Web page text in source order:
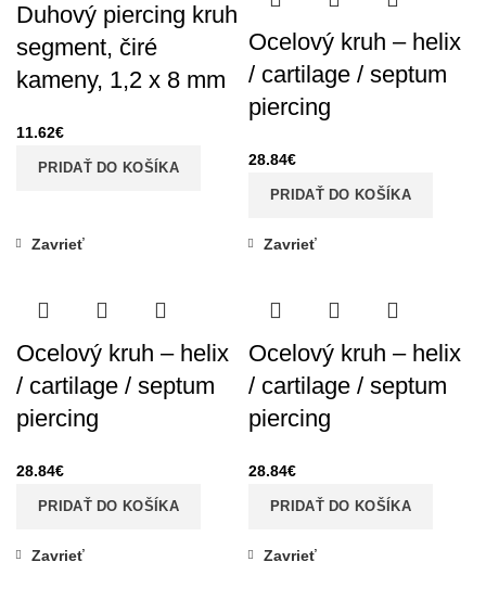
Duhový piercing kruh
segment, čiré
kameny, 1,2 x 8 mm
11.62€
PRIDAŤ DO KOŠÍKA
Ocelový kruh – helix
/ cartilage / septum
piercing
28.84€
PRIDAŤ DO KOŠÍKA
Zavrieť
Ocelový kruh – helix
/ cartilage / septum
piercing
28.84€
PRIDAŤ DO KOŠÍKA
Zavrieť
Ocelový kruh – helix
/ cartilage / septum
piercing
28.84€
PRIDAŤ DO KOŠÍKA
Zavrieť Zavrieť